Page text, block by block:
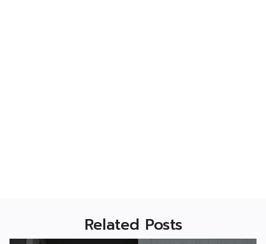
Related Posts